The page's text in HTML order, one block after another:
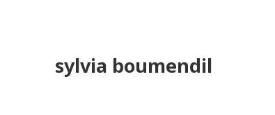
sylvia boumendil